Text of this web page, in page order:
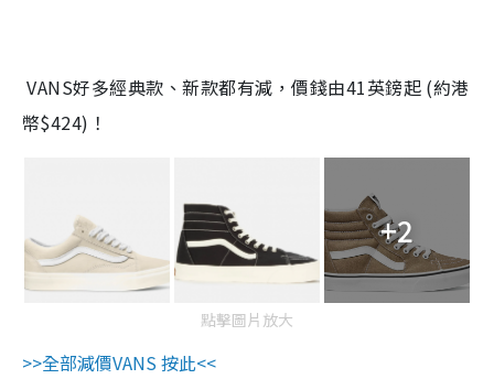
VANS好多經典款、新款都有減，價錢由41英鎊起 (約港
幣$424)！
+2
點擊圖片放大
>>全部減價VANS 按此<<